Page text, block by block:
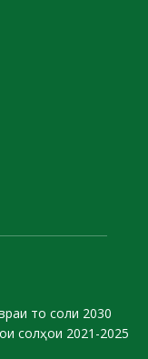
то соли 2030
солҳои 2021-2025